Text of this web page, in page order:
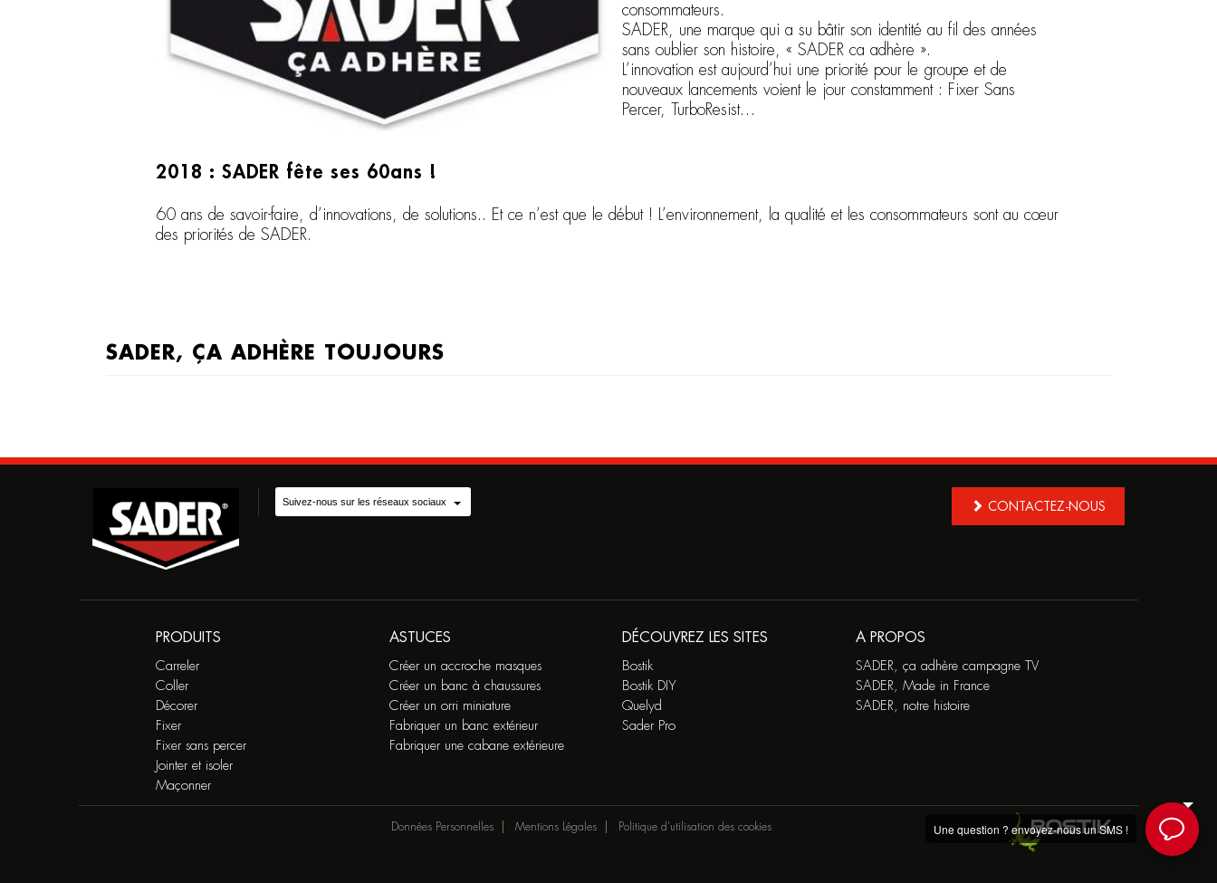
consommateurs.
SADER, une marque qui a su bâtir son identité au fil des années
sans oublier son histoire, « SADER ca adhère ».
L’innovation est aujourd’hui une priorité pour le groupe et de
nouveaux lancements voient le jour constamment : Fixer Sans
Percer, TurboResist…
2018 : SADER fête ses 60ans !
60 ans de savoir-faire, d’innovations, de solutions.. Et ce n’est que le début ! L’environnement, la qualité et les consommateurs sont au cœur
des priorités de SADER.
SADER, ÇA ADHÈRE TOUJOURS
Suivez-nous sur les réseaux sociaux CONTACTEZ-NOUS
PRODUITS
Carreler
Coller
Décorer
Fixer
Fixer sans percer
Jointer et isoler
Maçonner
ASTUCES
Créer un accroche masques
Créer un banc à chaussures
Créer un orri miniature
Fabriquer un banc extérieur
Fabriquer une cabane extérieure
DÉCOUVREZ LES SITES
Bostik
Bostik DIY
Quelyd
Sader Pro
A PROPOS
SADER, ça adhère campagne TV
SADER, Made in France
SADER, notre histoire
Données Personnelles Mentions Légales Politique d'utilisation des cookies Une question ? envoyez-nous un SMS !